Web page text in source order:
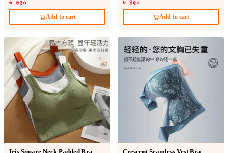
৳ ৬৫০
Add to cart
৳ ৪৫০
Add to cart